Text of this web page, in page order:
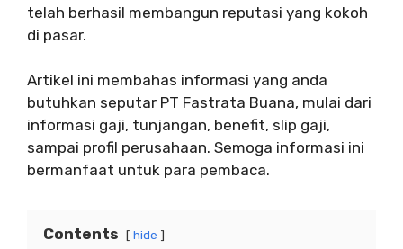
telah berhasil membangun reputasi yang kokoh
di pasar.
Artikel ini membahas informasi yang anda
butuhkan seputar PT Fastrata Buana, mulai dari
informasi gaji, tunjangan, benefit, slip gaji,
sampai profil perusahaan. Semoga informasi ini
bermanfaat untuk para pembaca.
Contents hide